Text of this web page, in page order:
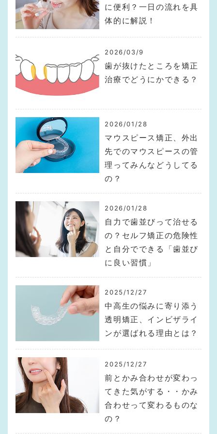
に便利？一日の流れを具
体的に解説！
2026/03/9
歯が抜けたところを矯正
治療でどうにかできる？
2026/01/28
マウスピース矯正、外出
先でのマウスピースの管
理ってみんなどうしてる
の？
2026/01/28
自力で歯並びって治せる
の？セルフ矯正の危険性
と自分でできる「歯並び
に良い習慣」
2025/12/27
中高生の悩みに寄り添う
透明矯正、インビザライ
ンが選ばれる理由とは？
2025/12/27
前とかみ合わせが変わっ
てきた気がする・・かみ
合わせって変わるものな
の？